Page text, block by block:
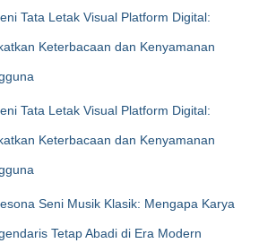
Tata Letak Visual Platform Digital:
Keterbacaan dan Kenyamanan
Tata Letak Visual Platform Digital:
Keterbacaan dan Kenyamanan
Seni Musik Klasik: Mengapa Karya
Tetap Abadi di Era Modern